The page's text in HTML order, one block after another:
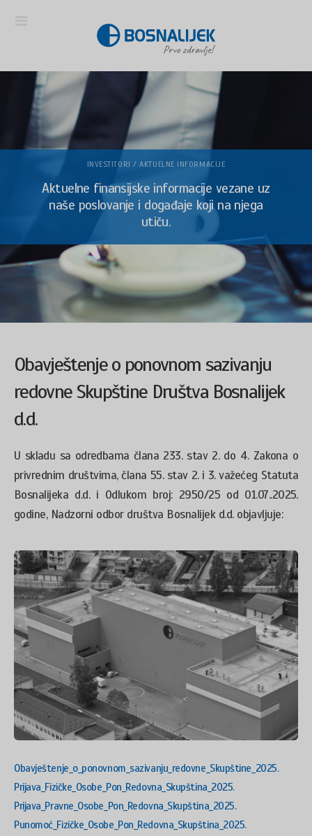
INVESTITORI / AKTUELNE INFORMACIJE
Aktuelne finansijske informacije vezane uz
naše poslovanje i događaje koji na njega
utiču.
Obavještenje o ponovnom sazivanju
redovne Skupštine Društva Bosnalijek
d.d.
U skladu sa odredbama člana 233. stav 2. do 4. Zakona o
privrednim društvima, člana 55. stav 2. i 3. važećeg Statuta
Bosnalijeka d.d. i Odlukom broj: 2950/25 od 01.07..2025.
godine, Nadzorni odbor društva Bosnalijek d.d. objavljuje:
Obavještenje_o_ponovnom_sazivanju_redovne_Skupštine_2025.
Prijava_Fizičke_Osobe_Pon_Redovna_Skupština_2025.
Prijava_Pravne_Osobe_Pon_Redovna_Skupština_2025.
Punomoć_Fizičke_Osobe_Pon_Redovna_Skupština_2025.